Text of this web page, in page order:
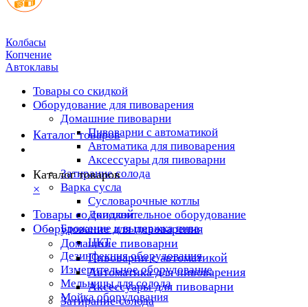
Колбасы
Копчение
Автоклавы
Товары со скидкой
Оборудование для пивоварения
Домашние пивоварни
Пивоварни с автоматикой
Автоматика для пивоварения
Аксессуары для пивоварни
Затирание солода
Варка сусла
Cусловарочные котлы
Дополнительное оборудование
Брожение и выдержка пива
ЦКТ
Дезинфекция оборудования
Измерительное оборудование
Мельницы для солода
Мойка оборудования
Каталог товаров
Каталог товаров
×
Товары со скидкой
Оборудование для пивоварения
Домашние пивоварни
Пивоварни с автоматикой
Автоматика для пивоварения
Аксессуары для пивоварни
Затирание солода